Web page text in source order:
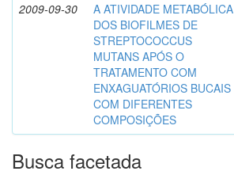
2009-09-30
A ATIVIDADE METABÓLICA
DOS BIOFILMES DE
STREPTOCOCCUS
MUTANS APÓS O
TRATAMENTO COM
ENXAGUATÓRIOS BUCAIS
COM DIFERENTES
COMPOSIÇÕES
Busca facetada